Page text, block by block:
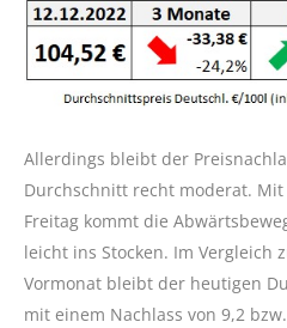
Allerdings bleibt der
Durchschnitt recht moderat. Mit
Freitag kommt die
leicht ins Stocken. Im Vergleich
Vormonat bleibt der heutigen
mit einem Nachlass von 9,2